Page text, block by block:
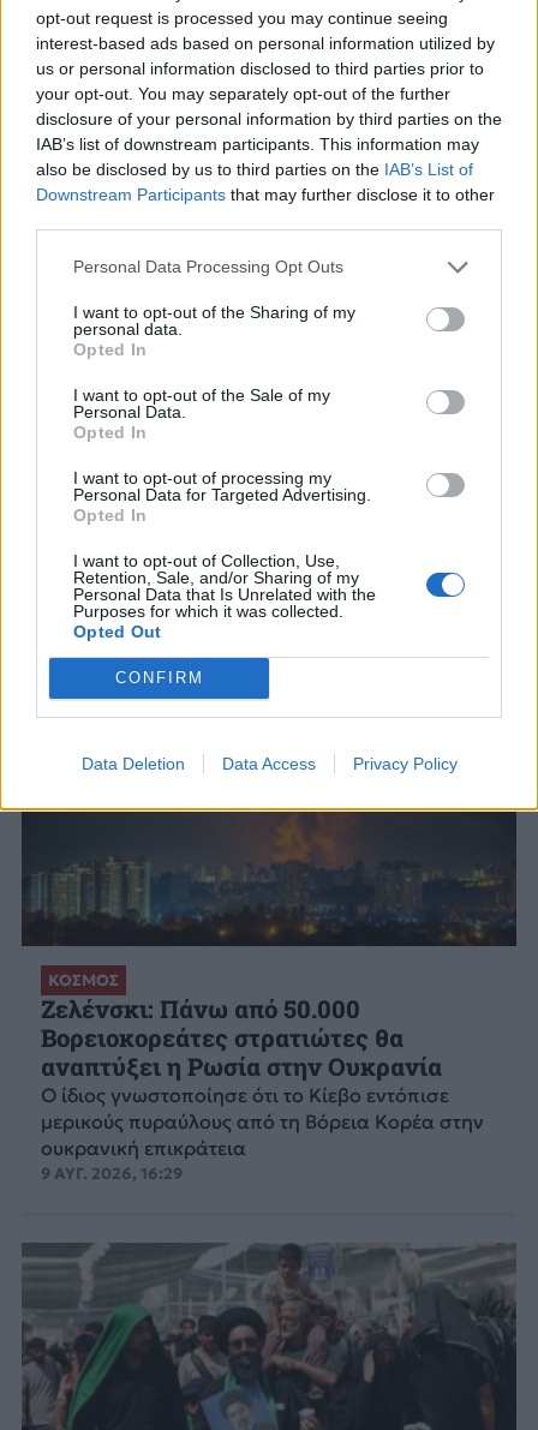
opt-out request is processed you may continue seeing
interest-based ads based on personal information utilized by
us or personal information disclosed to third parties prior to
your opt-out. You may separately opt-out of the further
disclosure of your personal information by third parties on the
IAB’s list of downstream participants. This information may
also be disclosed by us to third parties on the IAB’s List of
Downstream Participants that may further disclose it to other
Personal Data Processing Opt Outs
I want to opt-out of the Sharing of my
personal data.
Opted In
I want to opt-out of the Sale of my
Personal Data.
Opted In
I want to opt-out of processing my
Personal Data for Targeted Advertising.
Opted In
I want to opt-out of Collection, Use,
Retention, Sale, and/or Sharing of my
Personal Data that Is Unrelated with the
Purposes for which it was collected.
Opted Out
CONFIRM
Data Deletion Data Access Privacy Policy
ΚΟΣΜΟΣ
Συρία και Ρωσία υπέγραψαν μνημόνιο
κατανόησης για τις ρωσικές βάσεις σε
Χμέιμιμ και Ταρτούς
Μετά από 18 μήνες έντονων διαπραγματεύσεων
οι δύο πλευρές βρήκαν «τη χρυσή τομή» αλλά
κράτησαν «κλειστά τα χαρτιά τους»
ΚΟΣΜΟΣ
Ζελένσκι: Πάνω από 50.000
Βορειοκορεάτες στρατιώτες θα
αναπτύξει η Ρωσία στην Ουκρανία
Ο ίδιος γνωστοποίησε ότι το Κίεβο εντόπισε
μερικούς πυραύλους από τη Βόρεια Κορέα στην
ουκρανική επικράτεια
9 ΑΥΓ. 2026, 16:29